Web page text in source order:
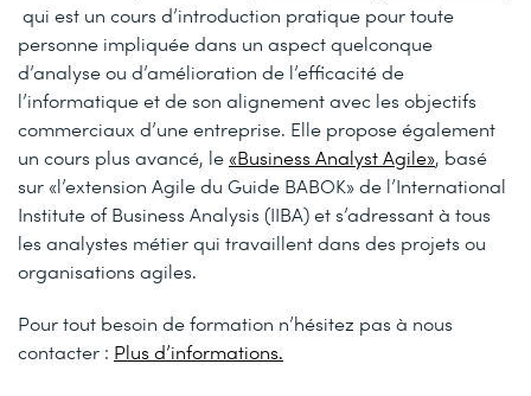
qui est un cours d’introduction pratique pour toute
personne impliquée dans un aspect quelconque
d’analyse ou d’amélioration de l’efficacité de
l’informatique et de son alignement avec les objectifs
commerciaux d’une entreprise. Elle propose également
un cours plus avancé, le «Business Analyst Agile», basé
sur «l’extension Agile du Guide BABOK» de l’International
Institute of Business Analysis (IIBA) et s’adressant à tous
les analystes métier qui travaillent dans des projets ou
organisations agiles.
Pour tout besoin de formation n’hésitez pas à nous
contacter : Plus d’informations.